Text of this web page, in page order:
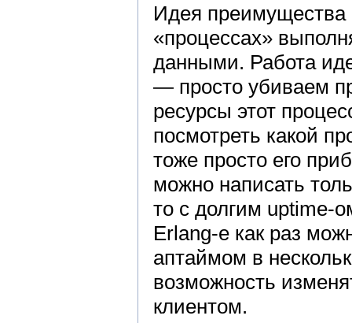
Идея преимущества
«процессах»
данными. Работа
— просто убиваем
ресурсы этот
посмотреть какой
тоже просто его
можно написать
то с долгим uptime-
Erlang-е как раз
аптаймом в
возможность
клиентом.